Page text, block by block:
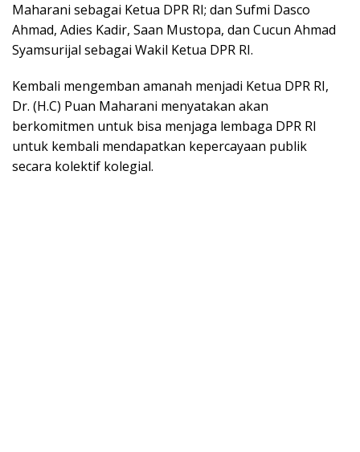
Maharani sebagai Ketua DPR RI; dan Sufmi Dasco
Ahmad, Adies Kadir, Saan Mustopa, dan Cucun Ahmad
Syamsurijal sebagai Wakil Ketua DPR RI.
Kembali mengemban amanah menjadi Ketua DPR RI,
Dr. (H.C) Puan Maharani menyatakan akan
berkomitmen untuk bisa menjaga lembaga DPR RI
untuk kembali mendapatkan kepercayaan publik
secara kolektif kolegial.